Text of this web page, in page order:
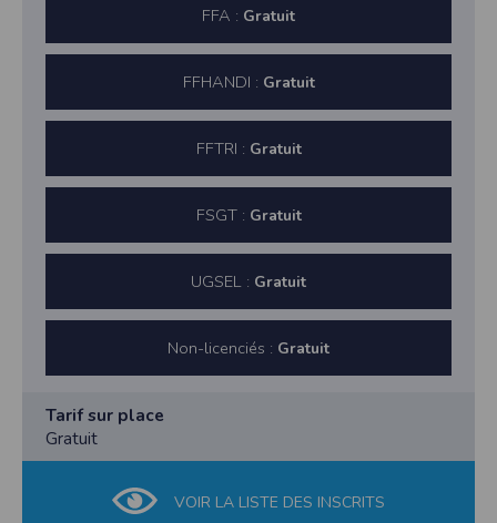
FFA : Gratuit
FFHANDI : Gratuit
FFTRI : Gratuit
FSGT : Gratuit
UGSEL : Gratuit
Non-licenciés : Gratuit
Tarif sur place
Gratuit
VOIR LA LISTE DES INSCRITS